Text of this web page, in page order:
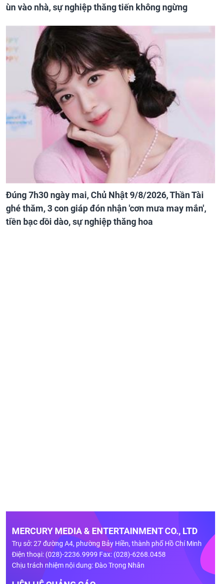
ùn vào nhà, sự nghiệp thăng tiến không ngừng
Đúng 7h30 ngày mai, Chủ Nhật 9/8/2026, Thần Tài
ghé thăm, 3 con giáp đón nhận 'cơn mưa may mắn',
tiền bạc dồi dào, sự nghiệp thăng hoa
MERCURY MEDIA & ENTERTAINMENT CO., LTD
Trụ sở: 27 đường A4, phường Bảy Hiền, thành phố Hồ Chí Minh
Điện thoại: (028)-2236.9999 Fax: (028)-6268.0458
Chịu trách nhiệm nội dung: Đào Trọng Nhân